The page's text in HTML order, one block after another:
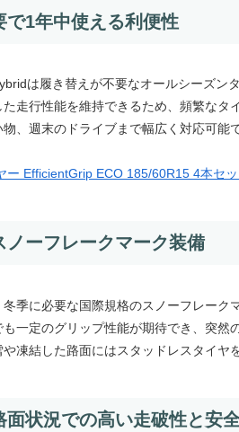
で1年中使える利便性
は履き替えが不要なオールシーズンタ
走行性能を維持できるため、頻繁なタ
、週末のドライブまで幅広く対応可能で
ー EfficientGrip ECO 185/60R15 4本セ
ノーフレークマーク装備
季に必要な国際規格のスノーフレーク
一定のグリップ性能が期待でき、突然
凍結した路面にはスタッドレスタイヤ
面状況での高い走破性と安